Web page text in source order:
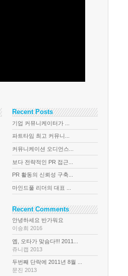
Recent Posts
기업 커뮤니케이터가 ...
파트타임 최고 커뮤니...
커뮤니케이션 오디언스...
보다 전략적인 PR 접근...
PR 활동의 신뢰성 구축...
마인드풀 리더의 대표 ...
Recent Comments
안녕하세요 반가워요
이승희 2016
옙, 오타가 맞슴다!!! 2011...
쥬니캡 2013
두번째 단락에 2011년 8월 ...
문진 2013